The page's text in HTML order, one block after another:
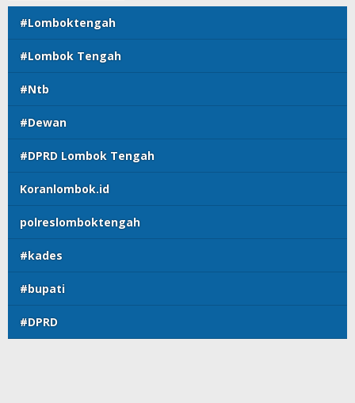
#Lomboktengah
#Lombok Tengah
#Ntb
#Dewan
#DPRD Lombok Tengah
Koranlombok.id
polreslomboktengah
#kades
#bupati
#DPRD